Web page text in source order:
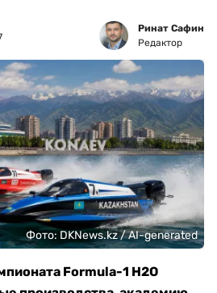
Ринат Сафин
Редактор
Фото: DKNews.kz / AI-generated
Formula-1 H2O